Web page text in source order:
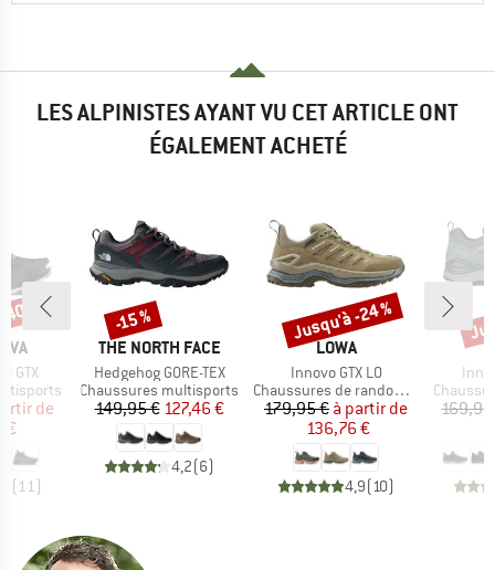
LES ALPINISTES AYANT VU CET ARTICLE ONT
ÉGALEMENT ACHETÉ
GTX
réduit
de
€
(11)
%
MARQUE
THE NORTH FACE
Article
Hedgehog GORE-TEX
Product group
Chaussures multisports
Prix
149,95 €Prix réduit
127,46 €
4,2(6)
Remise
-15 %
MARQUE
LOWA
Article
Innovo GTX LO
Product group
Chaussures de randonnée
Prix
179,95 € Prix réduit
à partir de
136,76 €
4,9(10)
Remise
Jusqu'à -24 %
Product